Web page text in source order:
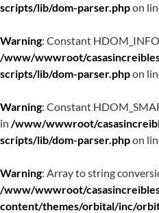
scripts/lib/dom-parser.phpon
Warning: Constant
/www/wwwroot/
scripts/lib/dom-parser.phpon
Warning: Constant
in /www/wwwroot/
scripts/lib/dom-parser.phpon
Warning: Array to string
/www/wwwroot/
content/themes/orbital/inc/